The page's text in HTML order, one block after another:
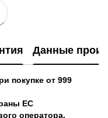
Данные
покупке от 999
ЕС
оператора.